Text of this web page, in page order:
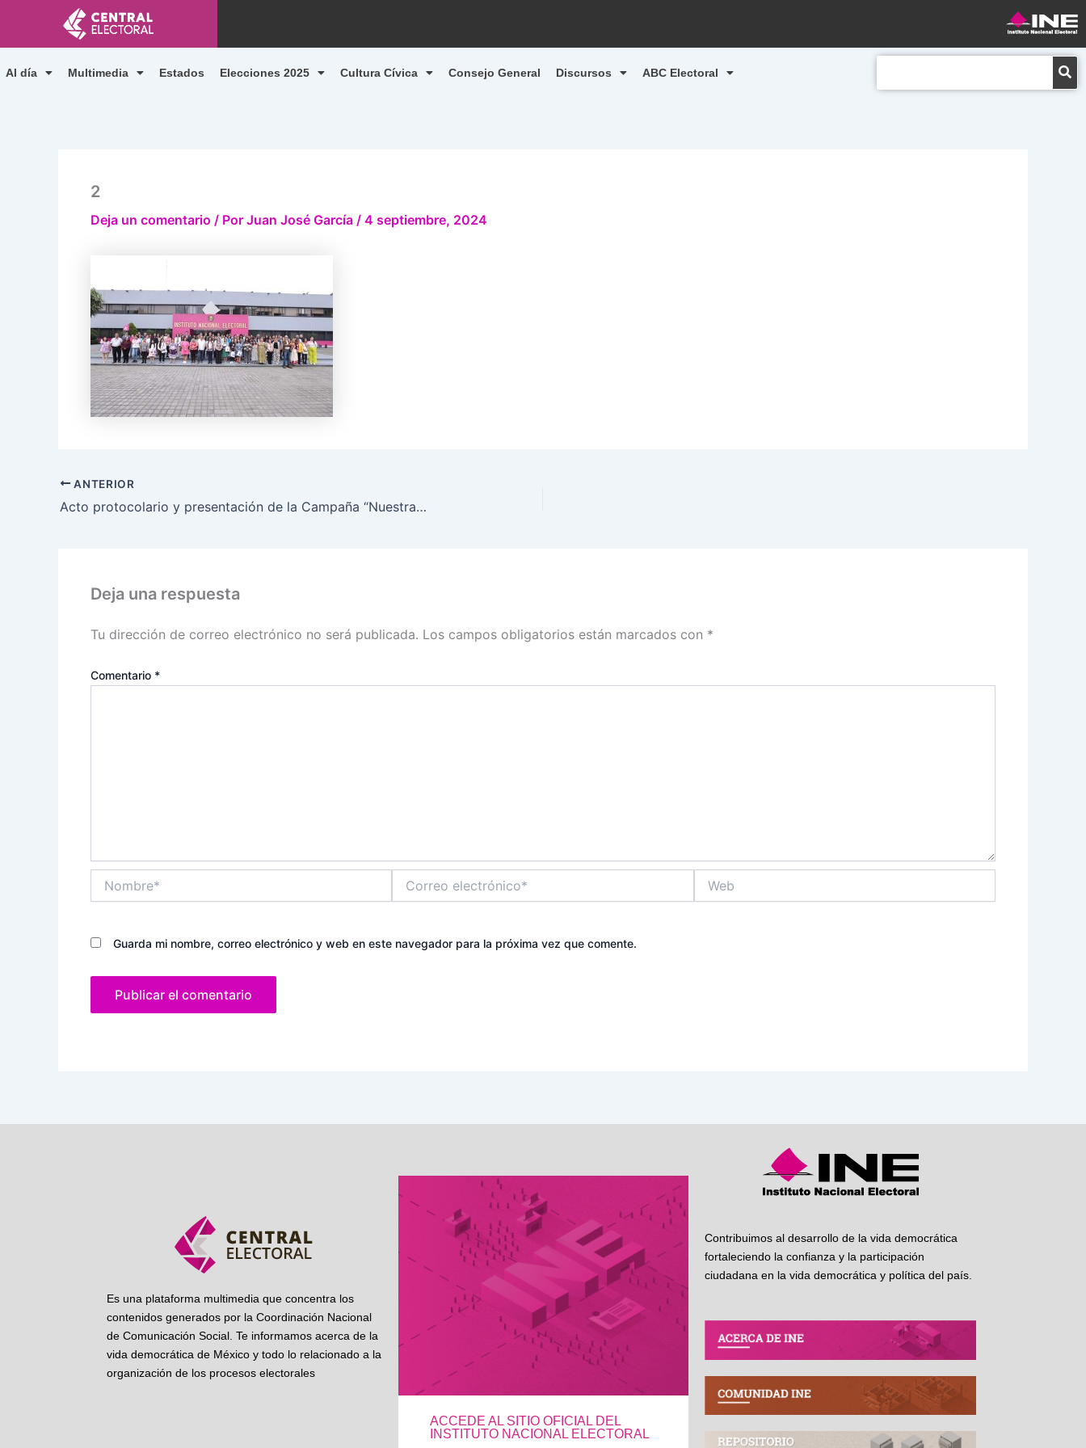
contenido
Al día Multimedia Estados Elecciones 2025 Cultura Cívica Consejo General Discursos ABC Electoral
2
Deja un comentario / Por Juan José García / 4 septiembre, 2024
ANTERIOR
Acto protocolario y presentación de la Campaña “Nuestras Voces Cuentan”
Deja una respuesta
Tu dirección de correo electrónico no será publicada. Los campos obligatorios están marcados con *
Comentario *
electrónico*
Guarda mi nombre, correo electrónico y web en este navegador para la próxima vez que comente.
Es una plataforma multimedia que concentra los
contenidos generados por la Coordinación Nacional
de Comunicación Social. Te informamos acerca de la
vida democrática de México y todo lo relacionado a la
organización de los procesos electorales
ACCEDE AL SITIO OFICIAL DEL
INSTITUTO NACIONAL ELECTORAL
Contribuimos al desarrollo de la vida democrática
fortaleciendo la confianza y la participación
ciudadana en la vida democrática y política del país.